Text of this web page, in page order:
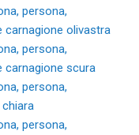
persona,
carnagione olivastra
persona,
carnagione scura
persona,
persona,